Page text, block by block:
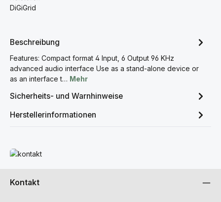
DiGiGrid
Beschreibung
Features: Compact format 4 Input, 6 Output 96 KHz
advanced audio interface Use as a stand-alone device or
as an interface t… Mehr
Sicherheits- und Warnhinweise
Herstellerinformationen
Mehr erfahren
Kontakt